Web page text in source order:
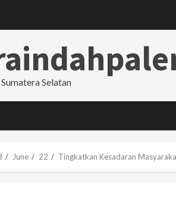
Selatan
June 22 Tingkatkan Kesadaran